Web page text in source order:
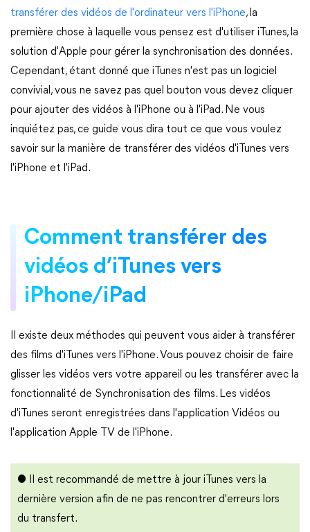
transférer des vidéos de l'ordinateur vers l'iPhone, la
première chose à laquelle vous pensez est d'utiliser iTunes, la
solution d'Apple pour gérer la synchronisation des données.
Cependant, étant donné que iTunes n'est pas un logiciel
convivial, vous ne savez pas quel bouton vous devez cliquer
pour ajouter des vidéos à l'iPhone ou à l'iPad. Ne vous
inquiétez pas, ce guide vous dira tout ce que vous voulez
savoir sur la manière de transférer des vidéos d'iTunes vers
l'iPhone et l'iPad.
Comment transférer des
vidéos d’iTunes vers
iPhone/iPad
Il existe deux méthodes qui peuvent vous aider à transférer
des films d'iTunes vers l'iPhone. Vous pouvez choisir de faire
glisser les vidéos vers votre appareil ou les transférer avec la
fonctionnalité de Synchronisation des films. Les vidéos
d'iTunes seront enregistrées dans l'application Vidéos ou
l'application Apple TV de l'iPhone.
● Il est recommandé de mettre à jour iTunes vers la
dernière version afin de ne pas rencontrer d'erreurs lors
du transfert.